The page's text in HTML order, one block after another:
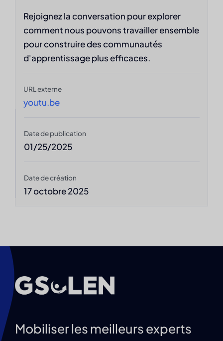
Rejoignez la conversation pour explorer
comment nous pouvons travailler ensemble
pour construire des communautés
d'apprentissage plus efficaces.
URL externe
youtu.be
Date de publication
01/25/2025
Date de création
17 octobre 2025
Mobiliser les meilleurs experts